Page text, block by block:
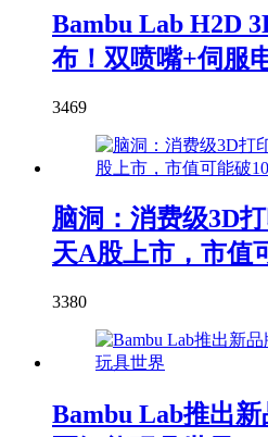
Bambu Lab H2D
布！双喷嘴+伺服
3469
脑洞：消费级3D
天A股上市，市值
3380
Bambu Lab推出